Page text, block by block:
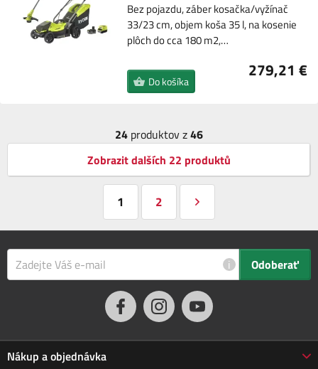
Bez pojazdu, záber kosačka/vyžínač
33/23 cm, objem koša 35 l, na kosenie
plôch do cca 180 m2,…
279,21 €
Do košíka
24 produktov z46
Zobrazit dalších 22 produktů
1 2
i Odoberať
Nákup a objednávka